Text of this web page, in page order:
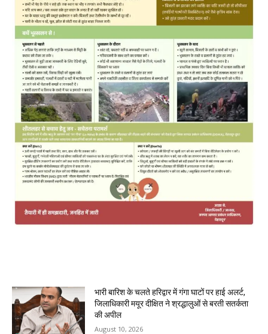
भारी बारिश के चलते हरिद्वार में गंगा घाटों पर हाई अलर्ट,
जिलाधिकारी मयूर दीक्षित ने श्रद्धालुओं से बरती सतर्कता
की अपील
August 10, 2026